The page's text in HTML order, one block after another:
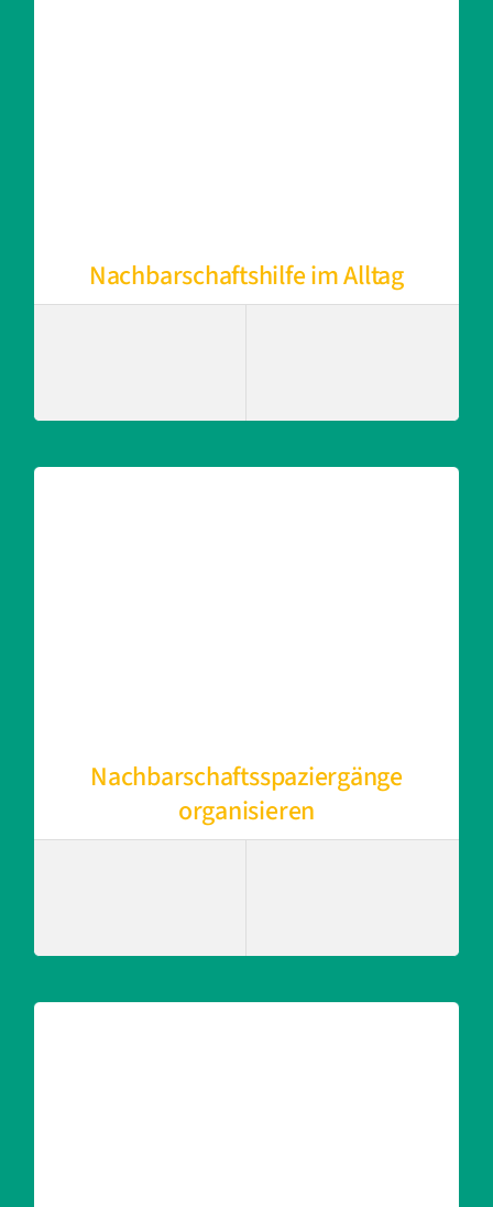
Nachbarschaftshilfe im Alltag
Nachbarschaftsspaziergänge
organisieren